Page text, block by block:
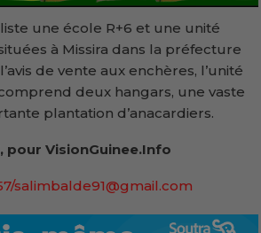
une école R+6 et une unité
à Missira dans la préfecture
de vente aux enchères, l’unité
deux hangars, une vaste
plantation d’anacardiers.
pour VisionGuinee.Info
salimbalde91@gmail.com